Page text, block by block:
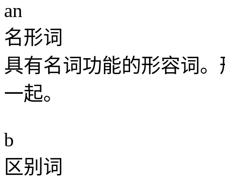
an
名形词
具有名词功能的形容词
一起。
b
区别词